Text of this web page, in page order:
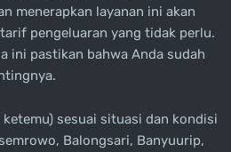
menerapkan layanan ini akan
pengeluaran yang tidak perlu.
ini pastikan bahwa Anda sudah
ketemu) sesuai situasi dan kondisi
Balongsari, Banyuurip,